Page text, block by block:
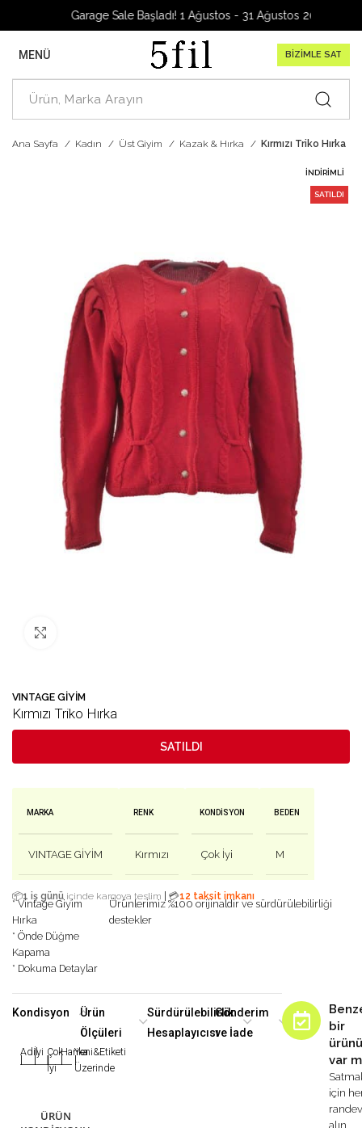
Garage Sale Başladı! 1 Ağustos - 31 Ağustos 2026
MENÜ BİZİMLE SAT
Ana Sayfa Kadın Üst Giyim Kazak & Hırka Kırmızı Triko Hırka
İNDIRIMLI
SATILDI
VINTAGE GİYİM
Kırmızı Triko Hırka
SATILDI
MARKA
VINTAGE GİYİM
RENK
Kırmızı
KONDISYON
Çok İyi
BEDEN
M
📦1 iş günü içinde kargoya teslim 💳12 taksit imkanı
* Vintage Giyim
Hırka
* Önde Düğme
Kapama
* Dokuma Detaylar
Ürünlerimiz %100 orijinaldir ve sürdürülebilirliği
destekler
Kondisyon
Adilİyi
|
Çok
İyi
Harika
|
Yeni&Etiketi
Üzerinde
ÜRÜN
Ürün
Ölçüleri
Sürdürülebilirlik
Hesaplayıcısı
Gönderim
ve İade
bir
var
için
alın